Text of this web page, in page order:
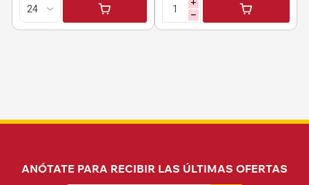
i
h
ANÓTATE PARA RECIBIR LAS ÚLTIMAS OFERTAS